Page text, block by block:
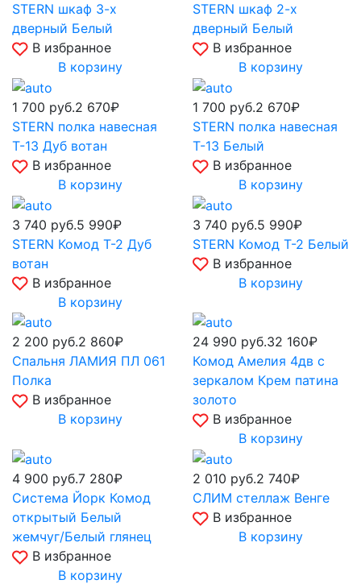
STERN шкаф 3-х
дверный Белый
В избранное
В корзину
STERN шкаф 2-х
дверный Белый
В избранное
В корзину
1 700 руб.2 670₽
STERN полка навесная
Т-13 Дуб вотан
В избранное
В корзину
1 700 руб.2 670₽
STERN полка навесная
Т-13 Белый
В избранное
В корзину
3 740 руб.5 990₽
STERN Комод Т-2 Дуб
вотан
В избранное
В корзину
3 740 руб.5 990₽
STERN Комод Т-2 Белый
В избранное
В корзину
2 200 руб.2 860₽
Спальня ЛАМИЯ ПЛ 061
Полка
В избранное
В корзину
24 990 руб.32 160₽
Комод Амелия 4дв с
зеркалом Крем патина
золото
В избранное
В корзину
4 900 руб.7 280₽
Система Йорк Комод
открытый Белый
жемчуг/Белый глянец
В избранное
В корзину
2 010 руб.2 740₽
СЛИМ стеллаж Венге
В избранное
В корзину